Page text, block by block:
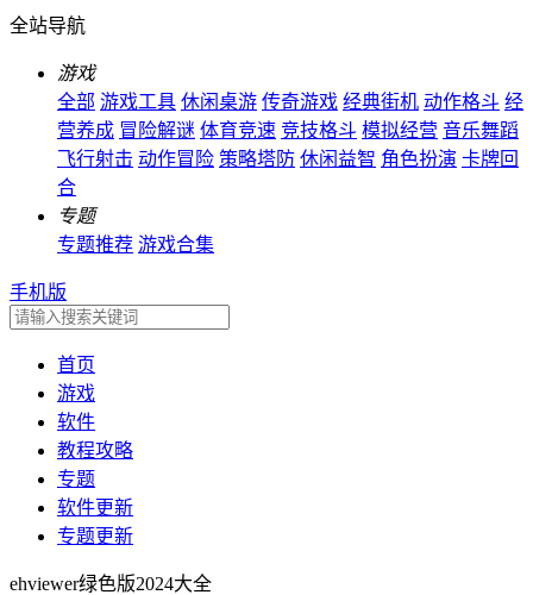
全站导航
游戏
全部 游戏工具 休闲桌游 传奇游戏 经典街机 动作格斗 经
营养成 冒险解谜 体育竞速 竞技格斗 模拟经营 音乐舞蹈
飞行射击 动作冒险 策略塔防 休闲益智 角色扮演 卡牌回
合
专题
专题推荐 游戏合集
手机版
首页
游戏
软件
教程攻略
专题
软件更新
专题更新
ehviewer绿色版2024大全